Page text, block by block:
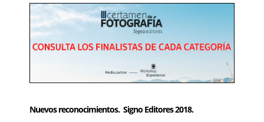
Nuevos reconocimientos. Signo Editores 2018.